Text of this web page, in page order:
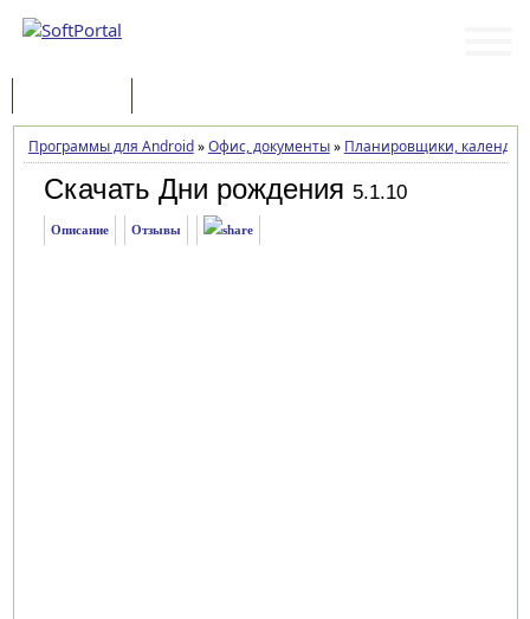
Программы для Android»Офис, документы» Планировщики,
Скачать Дни рождения 5.1.10
Описание Отзывы